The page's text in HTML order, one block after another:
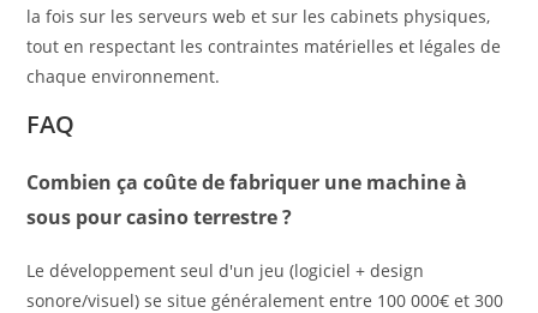
la fois sur les serveurs web et sur les cabinets physiques,
tout en respectant les contraintes matérielles et légales de
chaque environnement.
FAQ
Combien ça coûte de fabriquer une machine à
sous pour casino terrestre ?
Le développement seul d'un jeu (logiciel + design
sonore/visuel) se situe généralement entre 100 000€ et 300